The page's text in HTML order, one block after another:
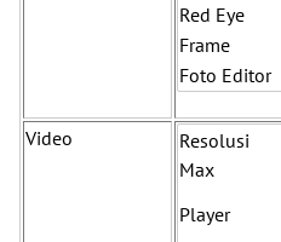
Red Eye
Frame
Foto Editor
Video
Resolusi
Max
Player